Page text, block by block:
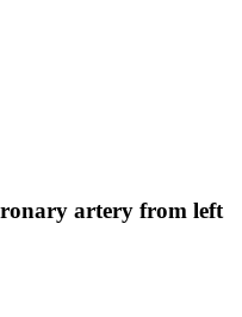
artery from left